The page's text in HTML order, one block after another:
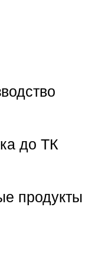
до ТК
продукты